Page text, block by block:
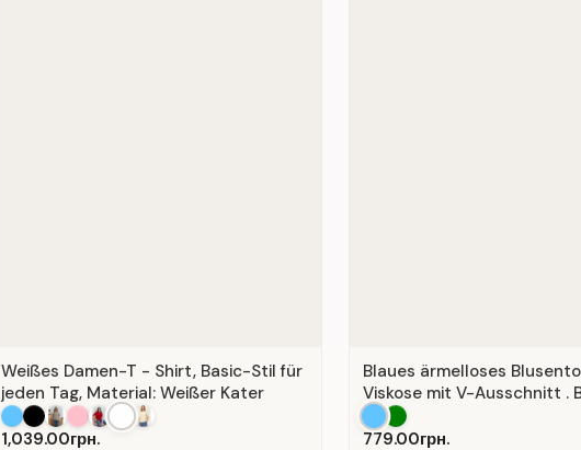
Weißes Damen-T - Shirt, Basic-Stil für
jeden Tag, Material: Weißer Kater
1,039.00грн.
Blaues ärmelloses
Viskose mit V-Ausschnitt .
779.00грн.